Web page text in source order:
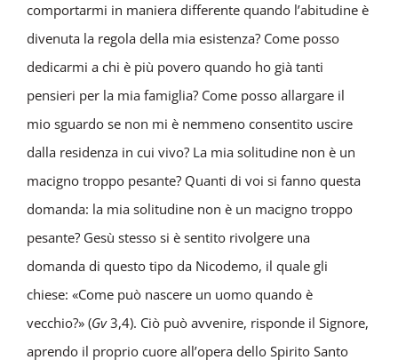
comportarmi in maniera differente quando l’abitudine è
divenuta la regola della mia esistenza? Come posso
dedicarmi a chi è più povero quando ho già tanti
pensieri per la mia famiglia? Come posso allargare il
mio sguardo se non mi è nemmeno consentito uscire
dalla residenza in cui vivo? La mia solitudine non è un
macigno troppo pesante? Quanti di voi si fanno questa
domanda: la mia solitudine non è un macigno troppo
pesante? Gesù stesso si è sentito rivolgere una
domanda di questo tipo da Nicodemo, il quale gli
chiese: «Come può nascere un uomo quando è
vecchio?» (Gv3,4). Ciò può avvenire, risponde il Signore,
aprendo il proprio cuore all’opera dello Spirito Santo